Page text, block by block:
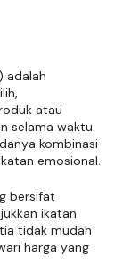
adalah
atau
selama waktu
kombinasi
emosional.
bersifat
ikatan
tidak mudah
harga yang